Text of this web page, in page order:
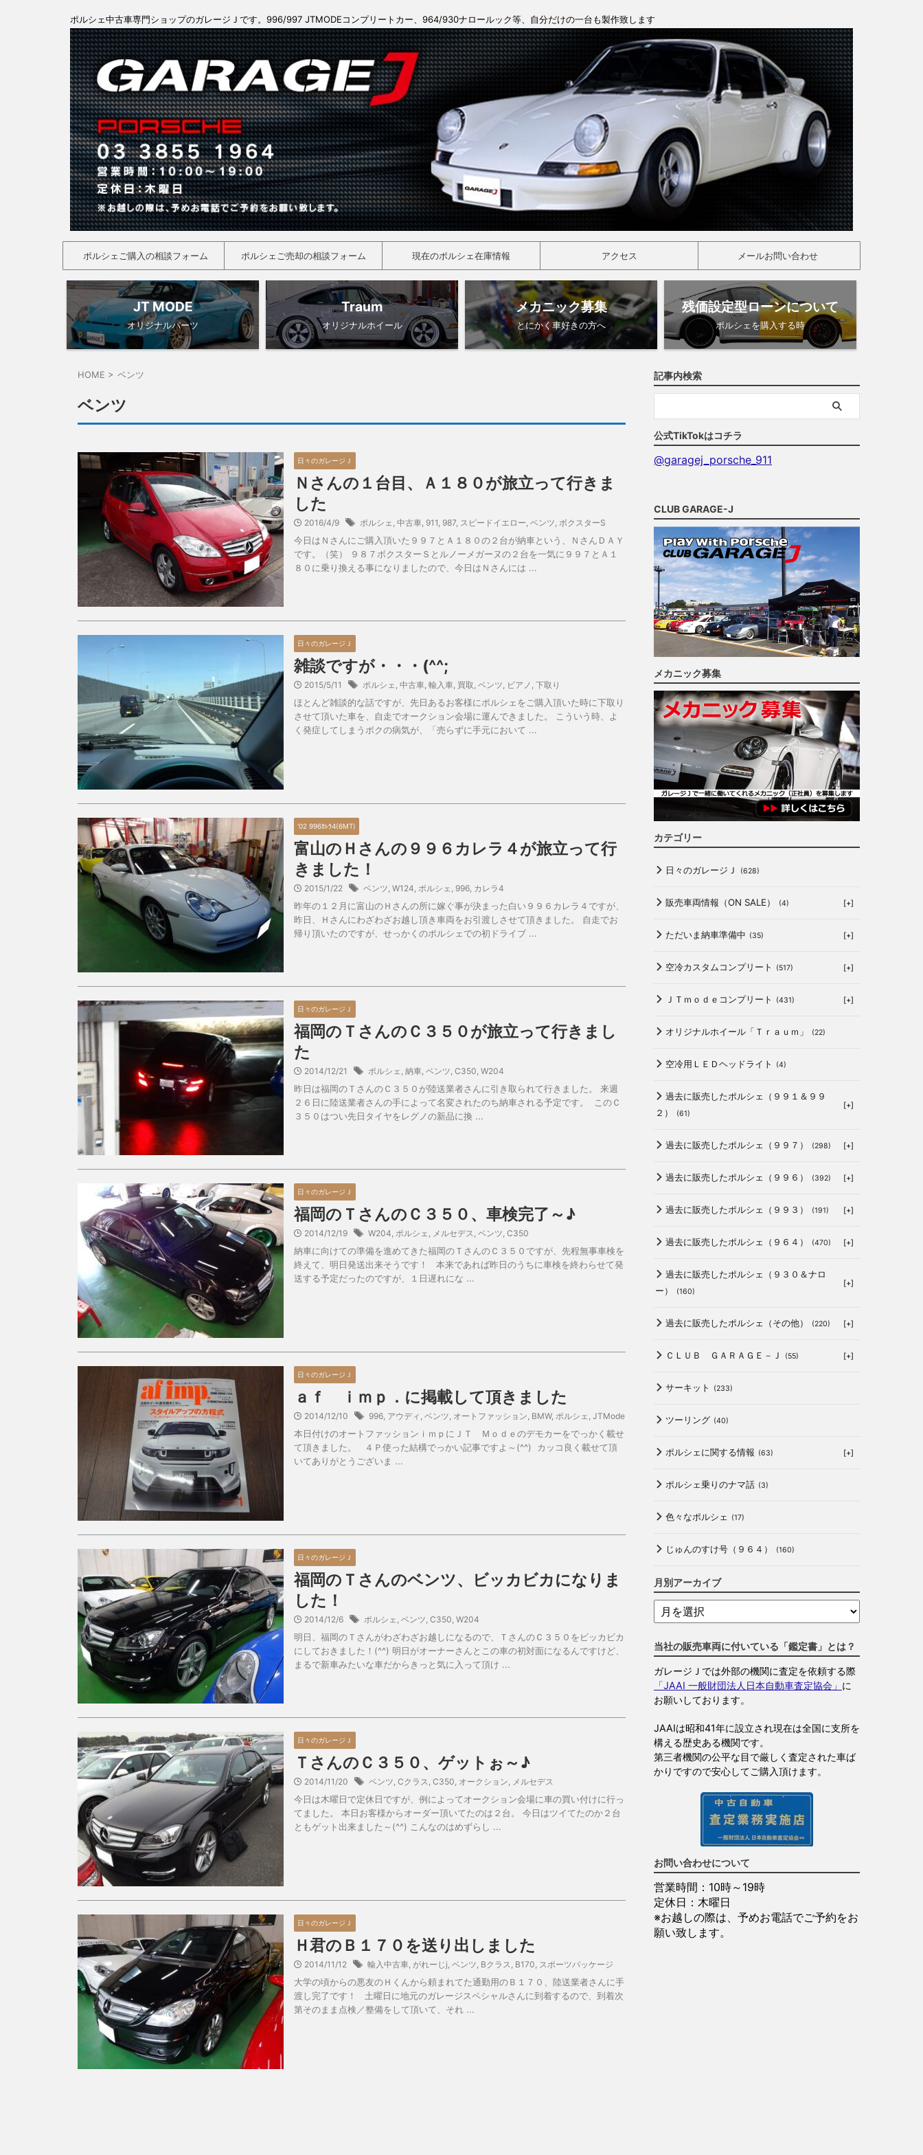
ポルシェ中古車専門ショップのガレージＪです。996/997 JTMODEコンプリートカー、964/930ナロールック等、自分だけの一台も製作致します
ポルシェご購入の相談フォーム ポルシェご売却の相談フォーム 現在のポルシェ在庫情報 アクセス メールお問い合わせ
JT MODE
オリジナルパーツ
Traum
オリジナルホイール
メカニック募集
とにかく車好きの方へ
残価設定型ローンについて
ポルシェを購入する時
HOME > ベンツ
ベンツ
日々のガレージＪ
Ｎさんの１台目、Ａ１８０が旅立って行きま
した
2016/4/9 ポルシェ 中古車 911 987 スピードイエロー ベンツ ボクスターS
今日はＮさんにご購入頂いた９９７とＡ１８０の２台が納車という、ＮさんＤＡＹ
です。（笑） ９８７ボクスターＳとルノーメガーヌの２台を一気に９９７とＡ１
８０に乗り換える事になりましたので、今日はＮさんには ...
日々のガレージＪ
雑談ですが・・・(^^;
2015/5/11 ポルシェ 中古車 輸入車 買取 ベンツ ビアノ 下取り
ほとんど雑談的な話ですが、先日あるお客様にポルシェをご購入頂いた時に下取り
させて頂いた車を、自走でオークション会場に運んできました。 こういう時、よ
く発症してしまうボクの病気が、「売らずに手元において ...
'02 996ｶﾚﾗ4(6MT)
富山のＨさんの９９６カレラ４が旅立って行
きました！
2015/1/22 ベンツ W124 ポルシェ 996 カレラ4
昨年の１２月に富山のＨさんの所に嫁ぐ事が決まった白い９９６カレラ４ですが、
昨日、Ｈさんにわざわざお越し頂き車両をお引渡しさせて頂きました。 自走でお
帰り頂いたのですが、せっかくのポルシェでの初ドライブ ...
日々のガレージＪ
福岡のＴさんのＣ３５０が旅立って行きまし
た
2014/12/21 ポルシェ 納車 ベンツ C350 W204
昨日は福岡のＴさんのＣ３５０が陸送業者さんに引き取られて行きました。 来週
２６日に陸送業者さんの手によって名変されたのち納車される予定です。 このＣ
３５０はつい先日タイヤをレグノの新品に換 ...
日々のガレージＪ
福岡のＴさんのＣ３５０、車検完了～♪
2014/12/19 W204 ポルシェ メルセデス ベンツ C350
納車に向けての準備を進めてきた福岡のＴさんのＣ３５０ですが、先程無事車検を
終えて、明日発送出来そうです！ 本来であれば昨日のうちに車検を終わらせて発
送する予定だったのですが、１日遅れにな ...
日々のガレージＪ
ａｆ ｉｍｐ．に掲載して頂きました
2014/12/10 996 アウディ ベンツ オートファッション BMW, ポルシェ JTMode
本日付けのオートファッションｉｍｐにＪＴ Ｍｏｄｅのデモカーをでっかく載せ
て頂きました。 ４Ｐ使った結構でっかい記事ですよ～(^^) カッコ良く載せて頂
いてありがとうございま ...
日々のガレージＪ
福岡のＴさんのベンツ、ビッカビカになりま
した！
2014/12/6 ポルシェ ベンツ C350 W204
明日、福岡のＴさんがわざわざお越しになるので、ＴさんのＣ３５０をビッカビカ
にしておきました！(^^) 明日がオーナーさんとこの車の初対面になるんですけど、
まるで新車みたいな車だからきっと気に入って頂け ...
日々のガレージＪ
ＴさんのＣ３５０、ゲットぉ～♪
2014/11/20 ベンツ Cクラス C350 オークション メルセデス
今日は木曜日で定休日ですが、例によってオークション会場に車の買い付けに行っ
てました。 本日お客様からオーダー頂いてたのは２台。 今日はツイてたのか２台
ともゲット出来ました～(^^) こんなのはめずらし ...
日々のガレージＪ
Ｈ君のＢ１７０を送り出しました
2014/11/12 輸入中古車 がれーじj ベンツ Bクラス B170 スポーツパッケージ
大学の頃からの悪友のＨくんから頼まれてた通勤用のＢ１７０、陸送業者さんに手
渡し完了です！ 土曜日に地元のガレージスペシャルさんに到着するので、到着次
第そのまま点検／整備をして頂いて、それ ...
記事内検索
公式TikTokはコチラ
@garagej_porsche_911
CLUB GARAGE-J
メカニック募集
カテゴリー
日々のガレージＪ (628)
販売車両情報（ON SALE） (4) [+]
ただいま納車準備中 (35) [+]
空冷カスタムコンプリート (517) [+]
ＪＴｍｏｄｅコンプリート (431) [+]
オリジナルホイール「Ｔｒａｕｍ」 (22)
空冷用ＬＥＤヘッドライト (4)
過去に販売したポルシェ（９９１＆９９
２）
(61)
[+]
過去に販売したポルシェ（９９７） (298) [+]
過去に販売したポルシェ（９９６） (392) [+]
過去に販売したポルシェ（９９３） (191) [+]
過去に販売したポルシェ（９６４） (470) [+]
過去に販売したポルシェ（９３０＆ナロ
ー）
(160)
[+]
過去に販売したポルシェ（その他） (220) [+]
ＣＬＵＢ ＧＡＲＡＧＥ－Ｊ (55) [+]
サーキット (233)
ツーリング (40)
ポルシェに関する情報 (63) [+]
ポルシェ乗りのナマ話 (3)
色々なポルシェ (17)
じゅんのすけ号（９６４） (160)
月別アーカイブ
当社の販売車両に付いている「鑑定書」とは？
ガレージＪでは外部の機関に査定を依頼する際
「JAAI 一般財団法人日本自動車査定協会」 に
お願いしております。
JAAIは昭和41年に設立され現在は全国に支所を
構える歴史ある機関です。
第三者機関の公平な目で厳しく査定された車ば
かりですので安心してご購入頂けます。
お問い合わせについて
営業時間：10時～19時
定休日：木曜日
※お越しの際は、予めお電話でご予約をお
願い致します。